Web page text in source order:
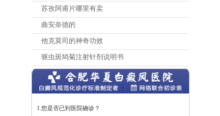
苏孜阿甫片哪里有卖
曲安奈德的
他克莫司的神奇功效
驱虫斑鸠菊注射针剂说明书
1.您是否已到医院确诊？